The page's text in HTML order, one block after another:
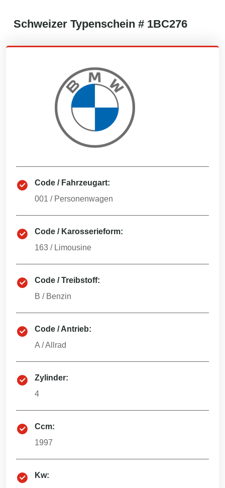
Schweizer Typenschein # 1BC276
Code / Fahrzeugart:
001 / Personenwagen
Code / Karosserieform:
163 / Limousine
Code / Treibstoff:
B / Benzin
Code / Antrieb:
A /Allrad
Zylinder:
4
Ccm:
1997
Kw: